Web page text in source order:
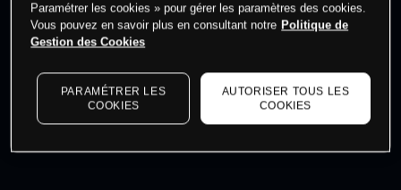
dernières données du marché.Log into see latest
market data
Paramétrer les cookies » pour gérer les paramètres des cookies.
Vous pouvez en savoir plus en consultant notre Politique de
Gestion des Cookies
PARAMÉTRER LES
COOKIES
AUTORISER TOUS LES
COOKIES